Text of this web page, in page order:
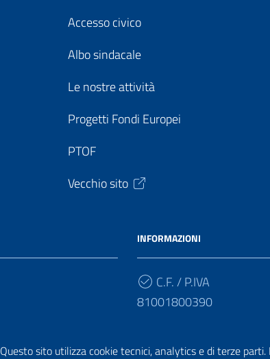
Questo sito utilizza cookie tecnici, analytics e di terze
Accesso civico
Albo sindacale
Le nostre attività
Progetti Fondi Europei
PTOF
Vecchio sito
INFORMAZIONI
C.F. / P.IVA
81001800390
UF4HBY